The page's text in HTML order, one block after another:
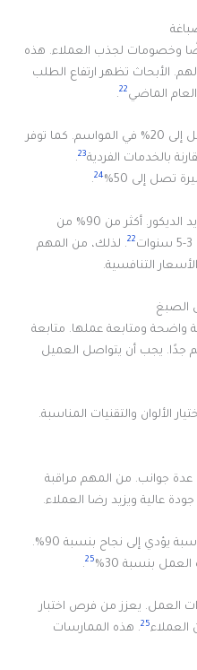
وخصومات لجذب العملاء. هذه
الأبحاث تظهر ارتفاع الطلب
22
.
شركات مثل جدار تقدم خصومات تصل إلى 20% في المواسم. كما توفر
23
.
تصل إلى 50%
24
.
التنوع في العروض يأتي أيضًا في تجديد الديكور. أكثر من 90% من
22. لذلك، من المهم
التنافسية.
الصبغ
واضحة ومتابعة عملها. متابعة
يجب أن يتواصل العميل
الألوان والتقنيات المناسبة.
عدة جوانب. من المهم مراقبة
عالية ويزيد رضا العملاء.
الخطط الجيدة واختيار الأساليب المناسبة يؤدي إلى نجاح بنسبة 90%.
بنسبة 30%
25
.
العمل. يعزز من فرص اختبار
25. هذه الممارسات